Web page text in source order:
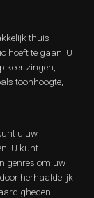
thuis
hoeft te gaan. U
keer zingen,
toonhoogte,
u uw
U kunt
genres om uw
herhaaldelijk